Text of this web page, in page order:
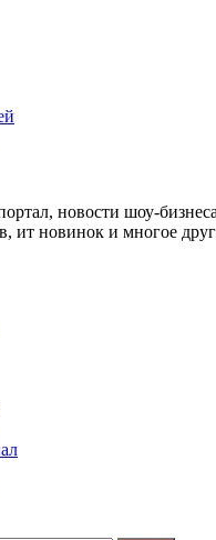
новости шоу-
ит новинок и многое